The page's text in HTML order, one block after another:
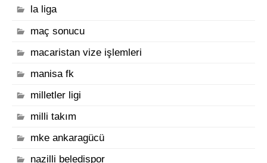
la liga
maç sonucu
macaristan vize işlemleri
manisa fk
milletler ligi
milli takım
mke ankaragücü
nazilli beledispor